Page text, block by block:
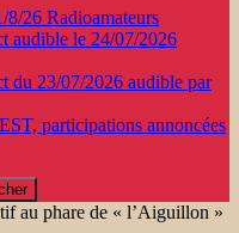
8/26 Radioamateurs
audible le 24/07/2026
du 23/07/2026 audible par
participations annoncées
au phare de « l’Aiguillon »